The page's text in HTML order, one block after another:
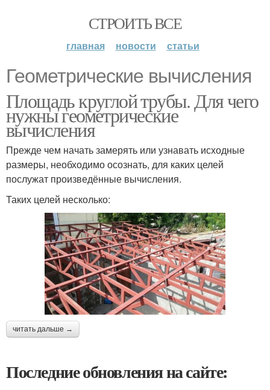
СТРОИТЬ ВСЕ
главная новости статьи
Геометрические вычисления
Площадь круглой трубы. Для чего
нужны геометрические
вычисления
Прежде чем начать замерять или узнавать исходные
размеры, необходимо осознать, для каких целей
послужат произведённые вычисления.
Таких целей несколько:
читать дальше →
Последние обновления на сайте: